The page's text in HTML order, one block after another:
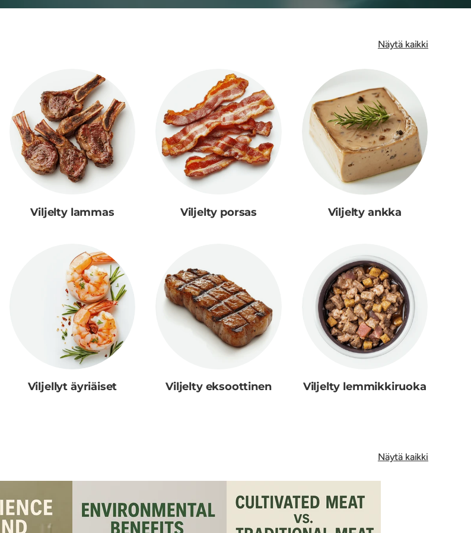
Näytä kaikki
Viljelty lammas Viljelty porsas Viljelty ankka
Viljellyt äyriäiset Viljelty eksoottinen Viljelty lemmikkiruoka
Näytä kaikki